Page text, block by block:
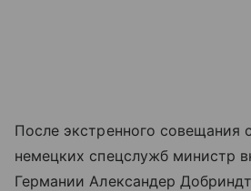
После экстренного совещания
немецких спецслужб министр
Германии Александер